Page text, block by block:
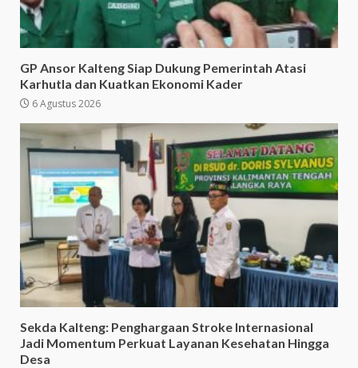
GP Ansor Kalteng Siap Dukung Pemerintah Atasi
Karhutla dan Kuatkan Ekonomi Kader
6 Agustus 2026
Sekda Kalteng: Penghargaan Stroke Internasional
Jadi Momentum Perkuat Layanan Kesehatan Hingga
Desa